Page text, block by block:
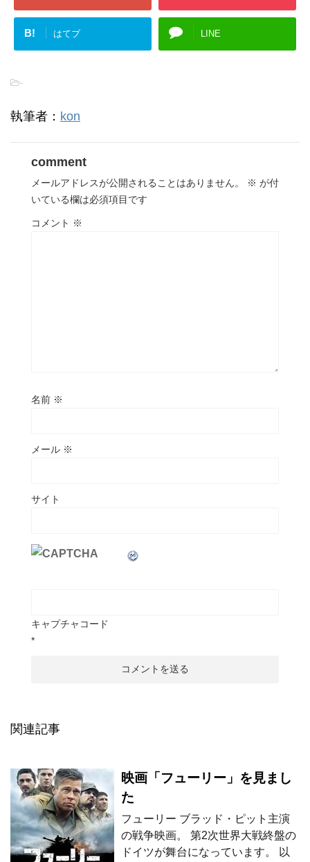
B! はてブ LINE
-
執筆者： kon
comment
メールアドレスが公開されることはありません。 ※ が付
いている欄は必須項目です
コメント ※
名前 ※
メール ※
サイト
キャプチャコード
*
関連記事
映画「フューリー」を見まし
た
フューリー ブラッド・ピット主演
の戦争映画。 第2次世界大戦終盤の
ドイツが舞台になっています。 以